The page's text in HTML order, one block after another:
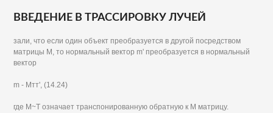
ВВЕДЕНИЕ В ТРАССИРОВКУ ЛУЧЕЙ
зали, что если один объект преобразуется в другой посредством
матрицы М, то нормальный вектор m' преобразуется в нормальный
вектор
m - Мтт', (14.24)
где М~Т означает транспонированную обратную к M матрицу.